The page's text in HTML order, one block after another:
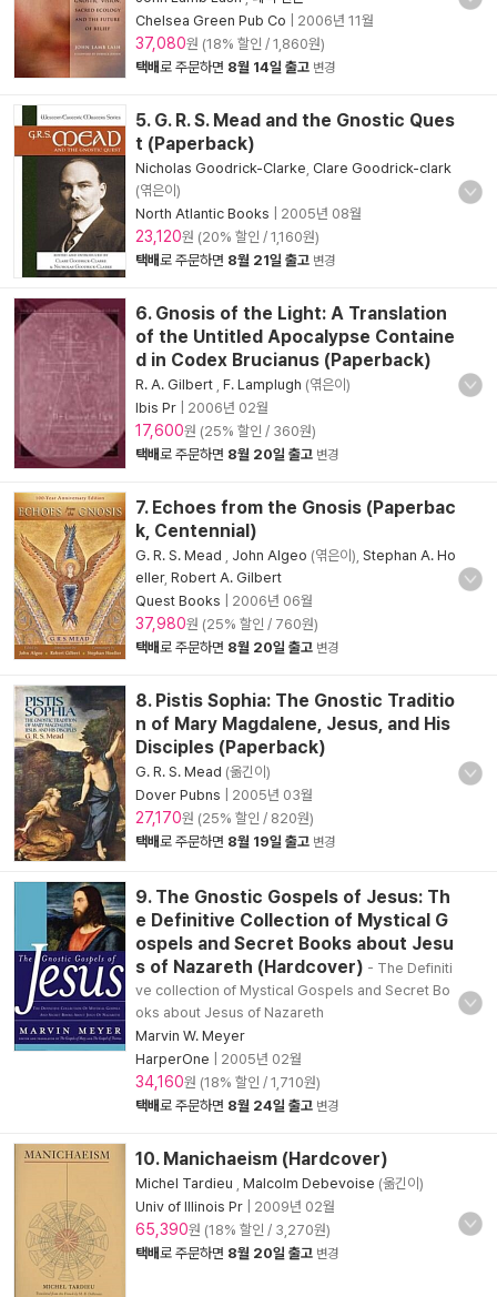
Chelsea Green Pub Co
2006년 11월
37,080원 (18% 할인 / 1,860원)
택배로 주문하면 8월 14일 출고 변경
5. G. R. S. Mead and the Gnostic Ques
t (Paperback)
Nicholas Goodrick-Clarke Clare Goodrick-clark
(엮은이)
North Atlantic Books
2005년 08월
23,120원 (20% 할인 / 1,160원)
택배로 주문하면 8월 21일 출고 변경
6. Gnosis of the Light: A Translation
of the Untitled Apocalypse Containe
d in Codex Brucianus (Paperback)
R. A. Gilbert F. Lamplugh (엮은이)
Ibis Pr
2006년 02월
17,600원 (25% 할인 / 360원)
택배로 주문하면 8월 20일 출고 변경
7. Echoes from the Gnosis (Paperbac
k, Centennial)
G. R. S. Mead John Algeo (엮은이), Stephan A. Ho
eller, Robert A. Gilbert
Quest Books
2006년 06월
37,980원 (25% 할인 / 760원)
택배로 주문하면 8월 20일 출고 변경
8. Pistis Sophia: The Gnostic Traditio
n of Mary Magdalene, Jesus, and His
Disciples (Paperback)
G. R. S. Mead (옮긴이)
Dover Pubns
2005년 03월
27,170원 (25% 할인 / 820원)
택배로 주문하면 8월 19일 출고 변경
9. The Gnostic Gospels of Jesus: Th
e Definitive Collection of Mystical G
ospels and Secret Books about Jesu
s of Nazareth (Hardcover) - The Definiti
ve collection of Mystical Gospels and Secret Bo
oks about Jesus of Nazareth
Marvin W. Meyer
HarperOne
2005년 02월
34,160원 (18% 할인 / 1,710원)
택배로 주문하면 8월 24일 출고 변경
10. Manichaeism (Hardcover)
Michel Tardieu Malcolm Debevoise (옮긴이)
Univ of Illinois Pr
2009년 02월
65,390원 (18% 할인 / 3,270원)
택배로 주문하면 8월 20일 출고 변경